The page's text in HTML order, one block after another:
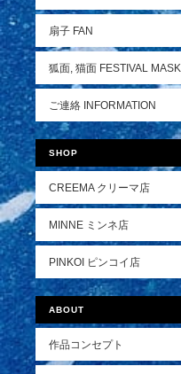
扇子 FAN
狐面, 猫面 FESTIVAL MASK
ご連絡 INFORMATION
SHOP
CREEMA クリーマ店
MINNE ミンネ店
PINKOI ピンコイ店
ABOUT
作品コンセプト